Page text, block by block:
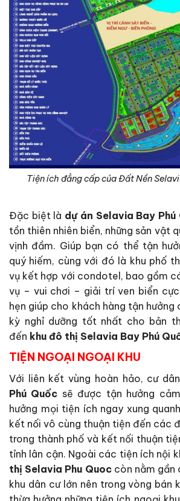
Tiện ích đẳng cấp của Đất Nền
Đặc biệt là dự án Selavia Bay Phú
tồn thiên nhiên biển, những sản vật
vịnh đầm. Giúp bạn có thể tận
quý hiếm, cùng với đó là khu phố
vụ kết hợp với condotel, bao gồm
vụ – vui chơi – giải trí ven biển
hẹn giúp cho khách hàng tận hưởng
kỳ nghỉ dưỡng tốt nhất cho bản
đến khu đô thị Selavia Bay Phú
TIỆN NGOẠI NGOẠI KHU
Với liên kết vùng hoàn hảo, cư
Phú Quốc sẽ được tận hưởng
hưởng mọi tiện ích ngay xung
kết nối vô cùng thuận tiện đến các
trong thành phố và kết nối thuận
tỉnh lân cận. Ngoài các tiện ích nội
thị Selavia Phu Quoc còn nằm gần
khu dân cư lớn nên trong vòng bán